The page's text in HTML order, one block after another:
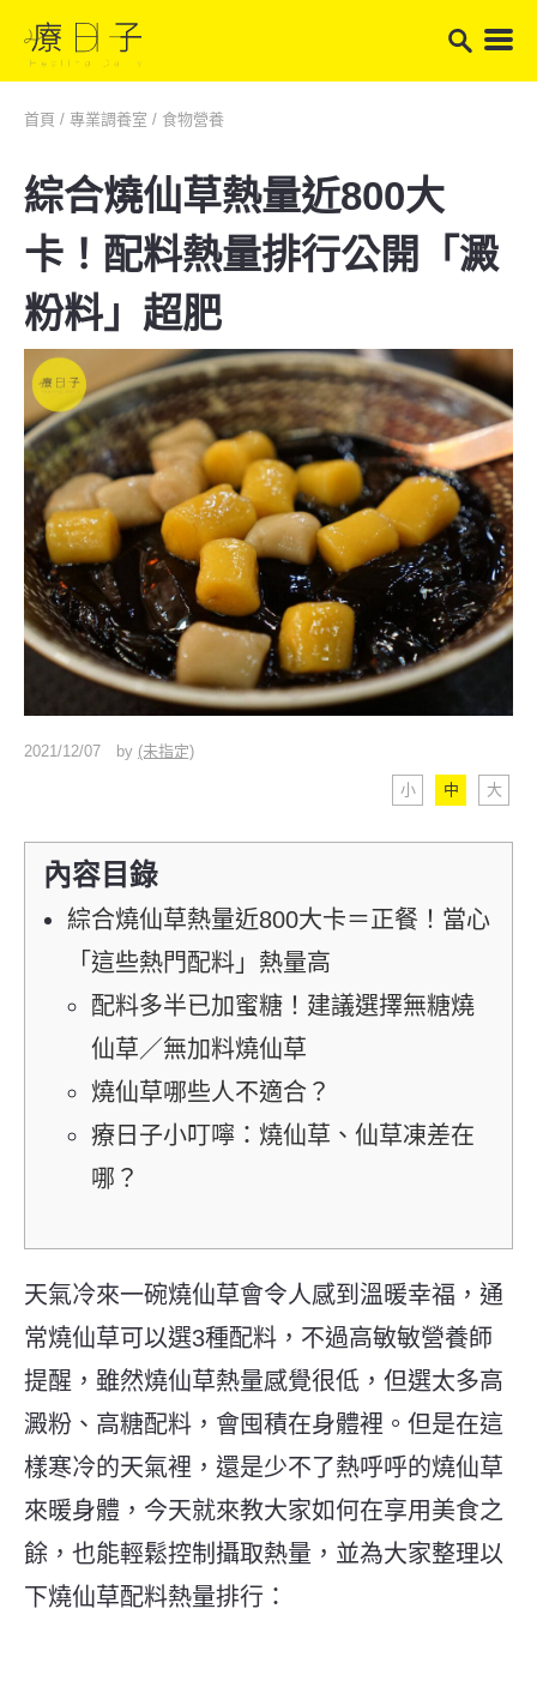
首頁 / 專業調養室 / 食物營養
綜合燒仙草熱量近800大
卡！配料熱量排行公開「澱
粉料」超肥
2021/12/07 by (未指定)
小 中 大
內容目錄
綜合燒仙草熱量近800大卡＝正餐！當心
「這些熱門配料」熱量高
配料多半已加蜜糖！建議選擇無糖燒
仙草／無加料燒仙草
燒仙草哪些人不適合？
療日子小叮嚀：燒仙草、仙草凍差在
哪？
天氣冷來一碗燒仙草會令人感到溫暖幸福，通
常燒仙草可以選3種配料，不過高敏敏營養師
提醒，雖然燒仙草熱量感覺很低，但選太多高
澱粉、高糖配料，會囤積在身體裡。但是在這
樣寒冷的天氣裡，還是少不了熱呼呼的燒仙草
來暖身體，今天就來教大家如何在享用美食之
餘，也能輕鬆控制攝取熱量，並為大家整理以
下燒仙草配料熱量排行：